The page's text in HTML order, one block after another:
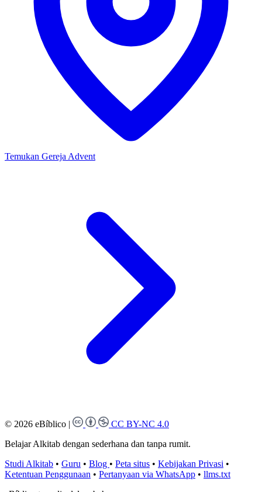
Temukan Gereja Advent
© 2026 eBíblico |
CC BY-NC 4.0
Belajar Alkitab dengan sederhana dan tanpa rumit.
Studi Alkitab • Guru • Blog • Peta situs • Kebijakan Privasi •
Ketentuan Penggunaan • Pertanyaan via WhatsApp • llms.txt